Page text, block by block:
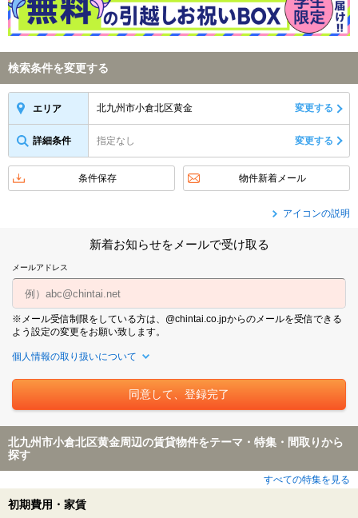
検索条件を変更する
エリア 北九州市小倉北区黄金 変更する
詳細条件 指定なし 変更する
条件保存 物件新着メール
アイコンの説明
新着お知らせをメールで受け取る
メールアドレス
※メール受信制限をしている方は、@chintai.co.jpからのメールを受信できる
よう設定の変更をお願い致します。
個人情報の取り扱いについて
北九州市小倉北区黄金周辺の賃貸物件をテーマ・特集・間取りから
探す
すべての特集を見る
初期費用・家賃